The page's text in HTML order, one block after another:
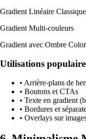
Gradient Linéaire Classique
Gradient Multi-couleurs
Gradient avec Ombre
Utilisations
• Arrière-plans de
• Boutons et CTAs
• Texte en gradient
• Bordures et
• Overlays sur